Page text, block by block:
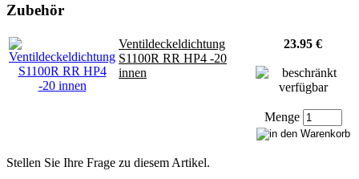
Zubehör
Ventildeckeldichtung
S1100R RR HP4 -20
innen
23.95 €
Menge
Stellen Sie Ihre Frage zu diesem Artikel.